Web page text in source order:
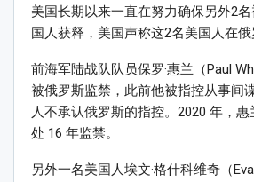
美国长期以来一直在努力确保另外2
国人获释，美国声称这2名美国人在俄
前海军陆战队队员保罗·惠兰（Paul
被俄罗斯监禁，此前他被指控从事间
人不承认俄罗斯的指控。2020 年，惠
处 16 年监禁。
另外一名美国人埃文·格什科维奇（